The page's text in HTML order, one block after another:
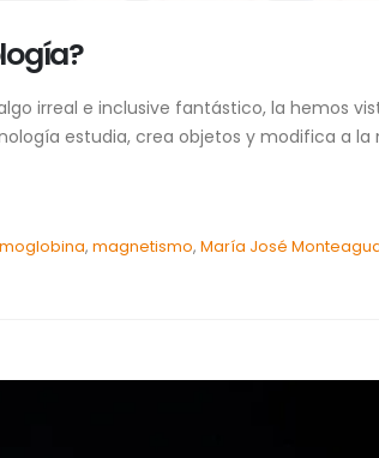
irreal e inclusive fantástico, la hemos
estudia, crea objetos y modifica a
, magnetismo, María José